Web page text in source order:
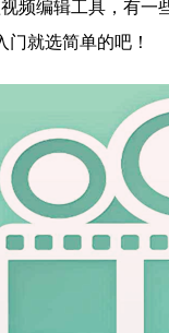
频编辑工具，有
就选简单的吧！